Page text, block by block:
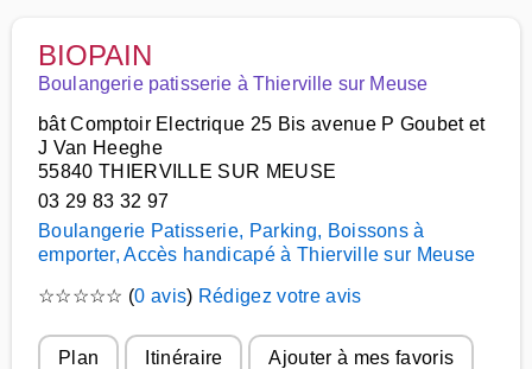
BIOPAIN
Boulangerie patisserie à Thierville sur Meuse
bât Comptoir Electrique 25 Bis avenue P Goubet et
J Van Heeghe
55840 THIERVILLE SUR MEUSE
03 29 83 32 97
Boulangerie Patisserie, Parking, Boissons à
emporter, Accès handicapé à Thierville sur Meuse
☆☆☆☆☆ (0 avis) Rédigez votre avis
Plan Itinéraire Ajouter à mes favoris